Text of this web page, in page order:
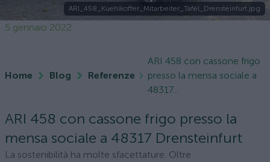
ARI_458_Kuehlkoffer_Mitarbeiter_Tafel_Drensteinfurt.jpg
5 gennaio 2022
Home Blog Referenze
ARI 458 con cassone frigo
presso la mensa sociale a
48317...
ARI 458 con cassone frigo presso la
mensa sociale a 48317 Drensteinfurt
La sostenibilità ha molte sfacettature. Oltre